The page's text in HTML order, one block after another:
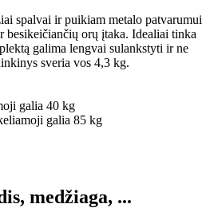
spalvai ir puikiam metalo patvarumui
besikeičiančių orų įtaka. Idealiai tinka
galima lengvai sulankstyti ir ne
sveria vos 4,3 kg.
galia 40 kg
galia 85 kg
medžiaga, ...